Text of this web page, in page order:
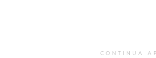
CONTINUA